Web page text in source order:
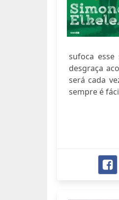
sufoca
desgraça
será cada
sempre é